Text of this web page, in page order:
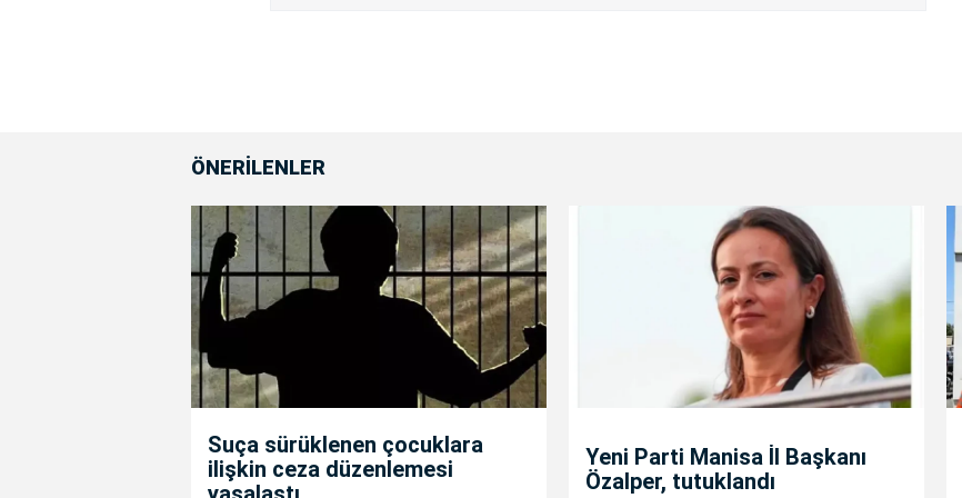
ÖNERİLENLER
Suça sürüklenen çocuklara
ilişkin ceza düzenlemesi
Yeni Parti Manisa İl Başkanı
Özalper, tutuklandı